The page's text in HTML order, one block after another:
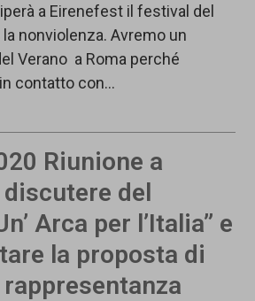
a Eirenefest il festival del
nonviolenza. Avremo un
Verano a Roma perché
contatto con…
Riunione a
del
Arca per l’Italia” e
la proposta di